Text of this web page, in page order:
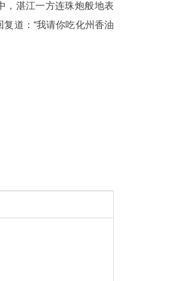
，湛江一方连珠炮般地表
道：“我请你吃化州香油